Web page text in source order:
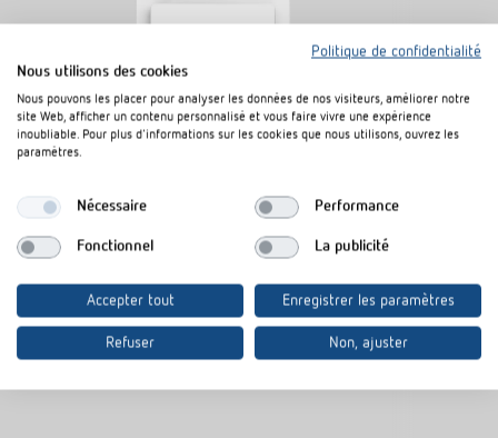
Adapter frame 45A BJBSI WH
Conçu pour Busch-Jäger balance
SI
Adapter frame
Politique de confidentialité
Nous utilisons des cookies
Nous pouvons les placer pour analyser les données de nos visiteurs, améliorer notre
site Web, afficher un contenu personnalisé et vous faire vivre une expérience
inoubliable. Pour plus d'informations sur les cookies que nous utilisons, ouvrez les
paramètres.
Nécessaire Performance
Fonctionnel La publicité
Accepter tout Enregistrer les paramètres
Refuser Non, ajuster